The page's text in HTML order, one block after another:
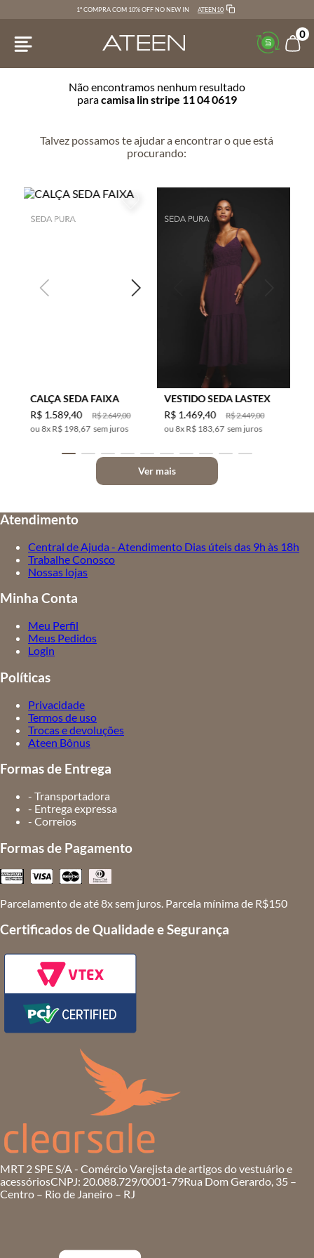
1ª COMPRA COM 10% OFF NO NEW IN ATEEN10
0
Não encontramos nenhum resultado
paracamisa lin stripe 11 04 0619
Talvez possamos te ajudar a encontrar o que está
procurando:
CALÇA SEDA FAIXA
R$2.649,00
R$ 1.589,40
8x R$ 198,67 sem juros
VESTIDO SEDA LASTEX
R$2.449,00
R$ 1.469,40
8x R$ 183,67 sem juros
Ver mais
Atendimento
Central de Ajuda - Atendimento Dias úteis das 9h às 18h
Trabalhe Conosco
Nossas lojas
Minha Conta
Meu Perfil
Meus Pedidos
Login
Políticas
Privacidade
Termos de uso
Trocas e devoluções
Ateen Bônus
Formas de Entrega
- Transportadora
- Entrega expressa
- Correios
Formas de Pagamento
Parcelamento de até 8x sem juros. Parcela mínima de R$150
Certificados de Qualidade e Segurança
MRT 2 SPE S/A - Comércio Varejista de artigos do vestuário e
acessóriosCNPJ: 20.088.729/0001-79Rua Dom Gerardo, 35 –
Centro – Rio de Janeiro – RJ